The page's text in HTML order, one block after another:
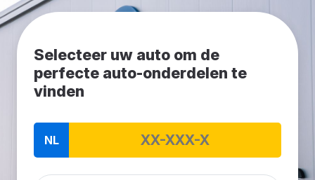
Selecteer uw auto om de
perfecte auto-onderdelen te
vinden
NL